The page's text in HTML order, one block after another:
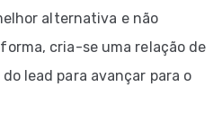
alternativa e não
cria-se uma relação de
lead para avançar para o